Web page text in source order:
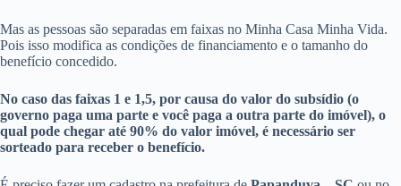
Mas as pessoas são separadas em faixas no Minha Casa Minha Vida.
Pois isso modifica as condições de financiamento e o tamanho do
benefício concedido.
No caso das faixas 1 e 1,5, por causa do valor do subsídio (o
governo paga uma parte e você paga a outra parte do imóvel), o
qual pode chegar até 90% do valor imóvel, é necessário ser
sorteado para receber o benefício.